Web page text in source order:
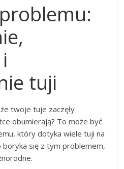
tuji
twoje tuje zaczęły
obumierają? To może być
który dotyka wiele tuji na
boryka się z tym problemem,